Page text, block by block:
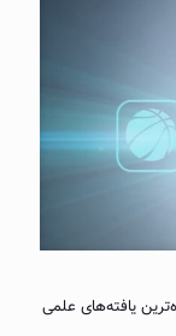
یافته‌های علمی